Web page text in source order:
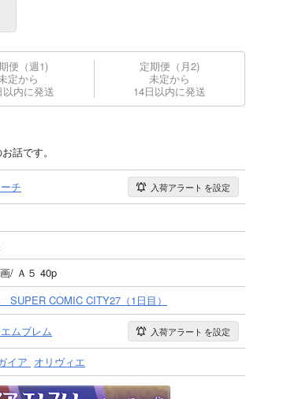
便（週1)
定から
以内に発送
定期便（月2)
未定から
14日以内に発送
話です。
チ 入荷アラート を設定
/ Ａ５ 40p
SUPER COMIC CITY27（1日目）
ムブレム 入荷アラート を設定
イア オリヴィエ